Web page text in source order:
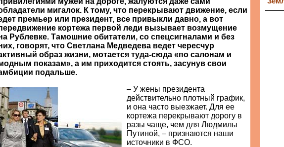
мигалок. К тому, что перекрывают движение, если
премьер или президент, все привыкли давно, а вот
кортежа первой леди вызывает возмущение
Рублевке. Тамошние обитатели, со спецсигналами и без
говорят, что Светлана Медведева ведет чересчур
образ жизни, мотается туда-сюда «по салонам и
показам», а им приходится стоять, засунув свои
подальше.
– У жены президента
действительно плотный график,
и она часто выезжает. Для ее
кортежа перекрывают дорогу в
разы чаще, чем для Людмилы
Путиной, – признаются наши
источники в ФСО.